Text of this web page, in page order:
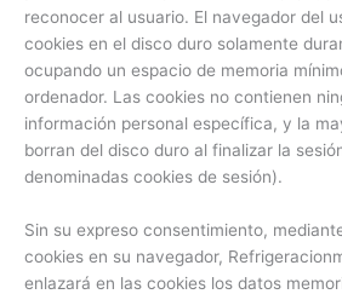
reconocer al usuario. El navegador del
cookies en el disco duro solamente
ocupando un espacio de memoria
ordenador. Las cookies no contienen
información personal específica, y la
borran del disco duro al finalizar la
denominadas cookies de sesión).
Sin su expreso consentimiento,
cookies en su navegador,
enlazará en las cookies los datos